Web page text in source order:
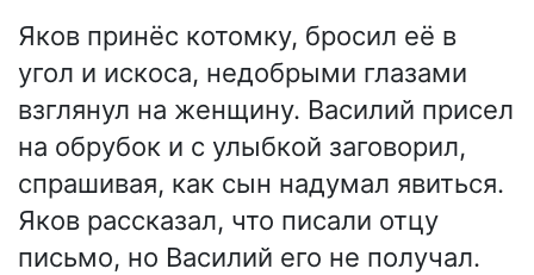
Яков принёс котомку, бросил её в
угол и искоса, недобрыми глазами
взглянул на женщину. Василий присел
на обрубок и с улыбкой заговорил,
спрашивая, как сын надумал явиться.
Яков рассказал, что писали отцу
письмо, но Василий его не получал.